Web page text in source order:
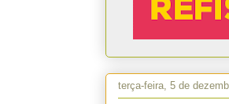
terça-feira, 5 de